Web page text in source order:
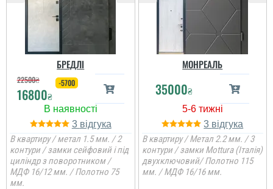
БРЕДЛІ
22500₴
16800₴
-5700
3
В квартиру / метал 1.5 мм. / 2
контури / замки сейфовий і під
циліндр з поворотником /
МДФ 16/12 мм. / Полотно 75
мм.
МОНРЕАЛЬ
35000₴
3
В квартиру / Метал 2.2 мм. / 3
контури / замки Mottura (Італія)
двухключовий/ Полотно 115
мм. / МДФ 16/16 мм.